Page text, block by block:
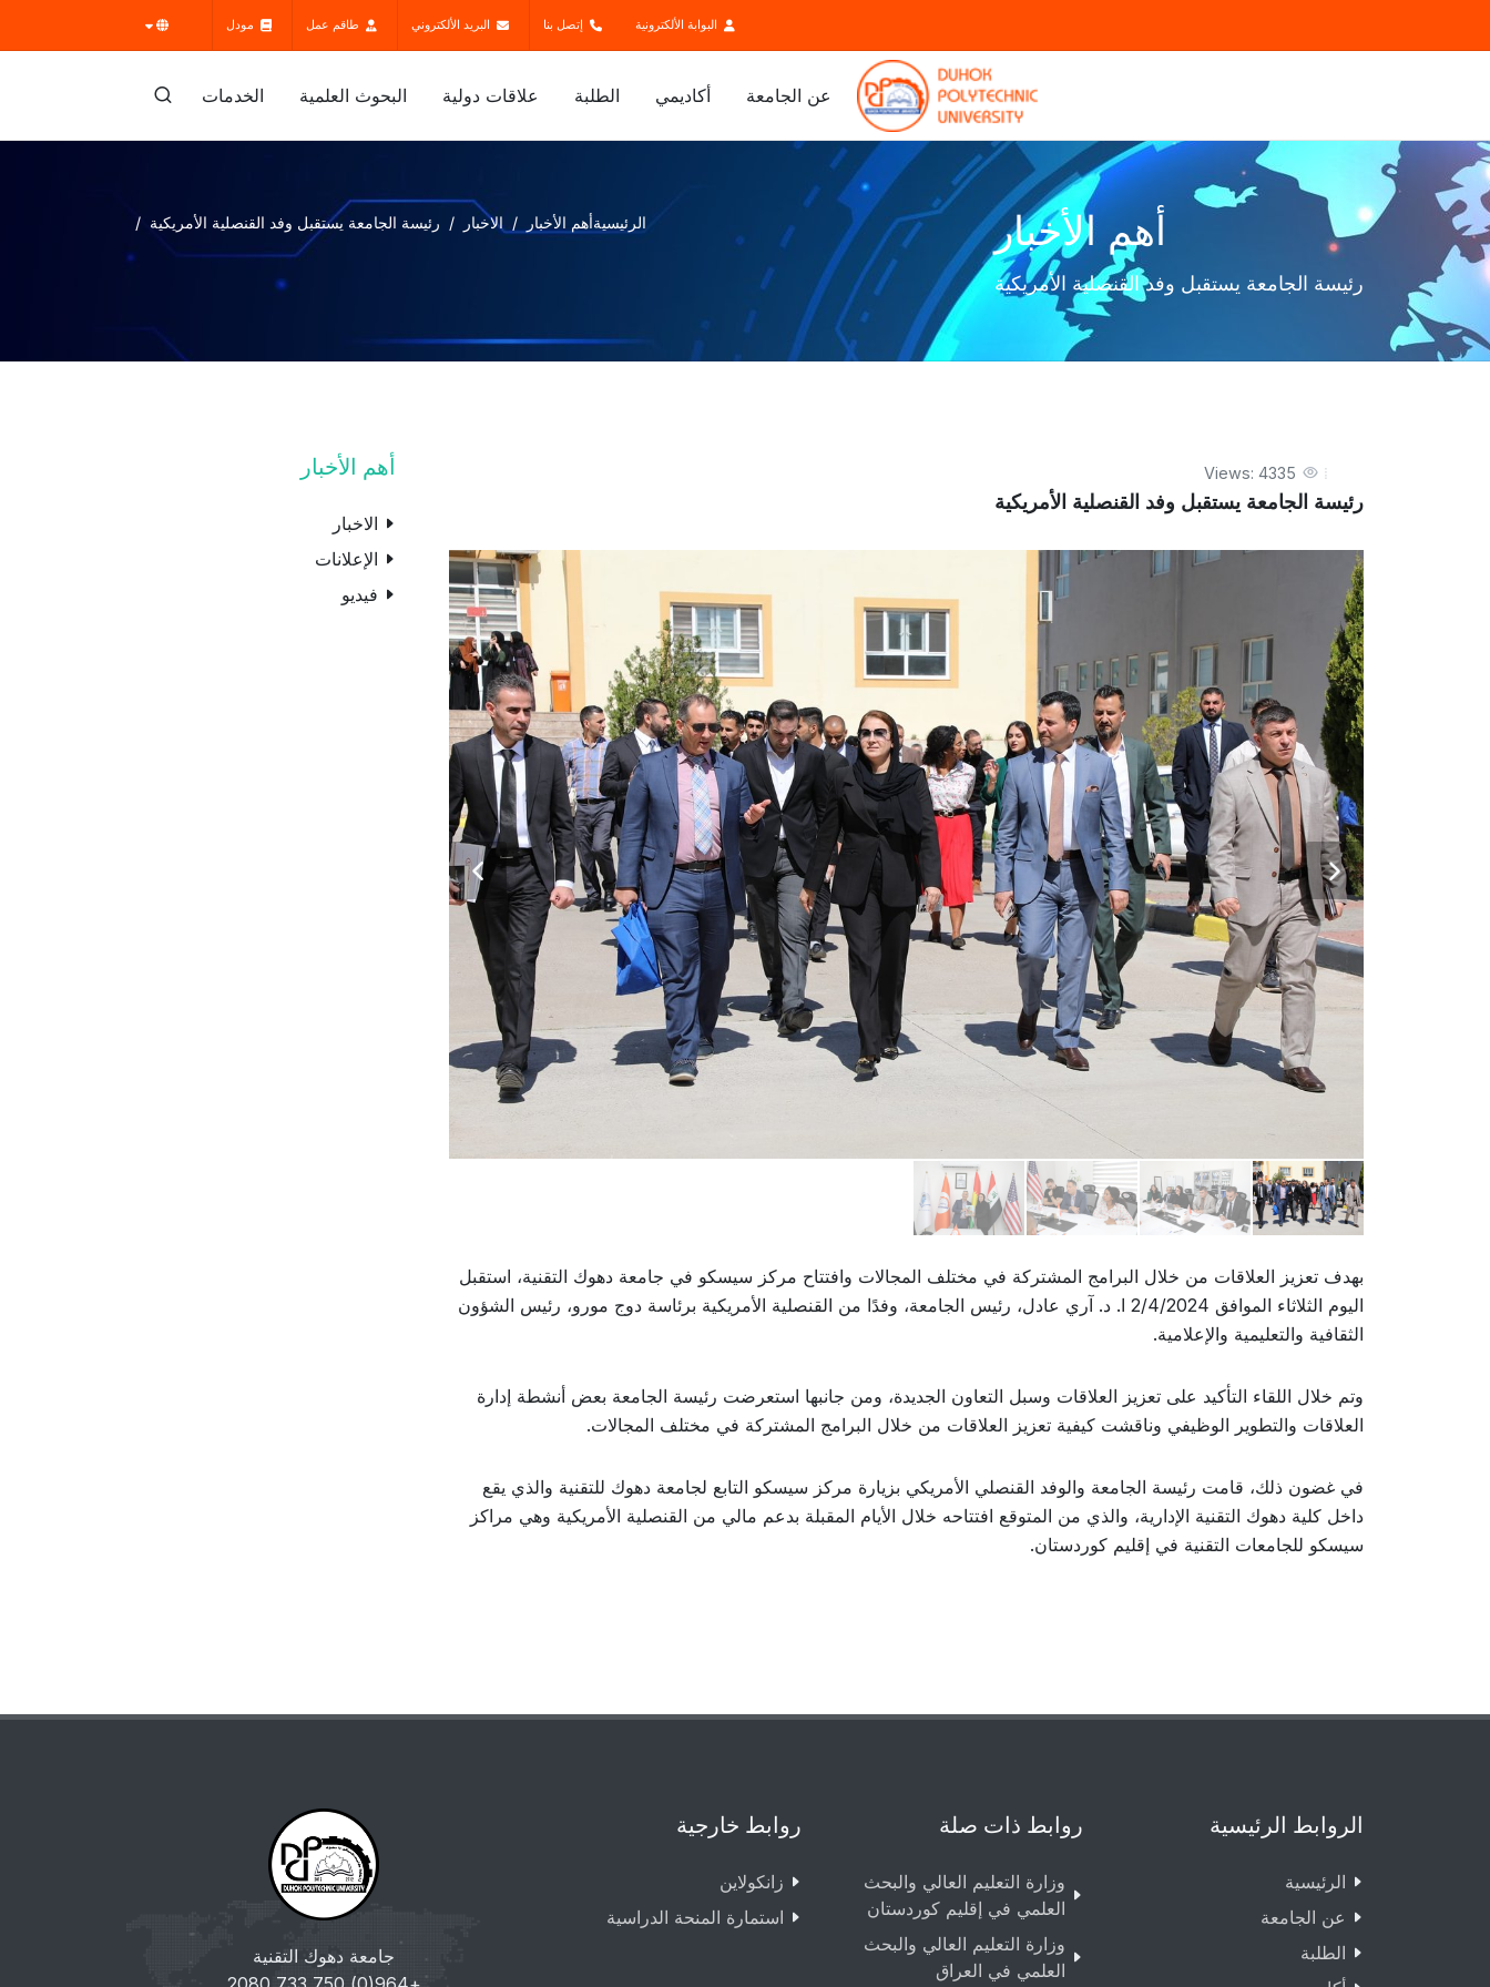
البوابة الألكترونية إتصل بنا البريد الألكتروني طاقم عمل مودل
عن الجامعة أكاديمي الطلبة علاقات دولية البحوث العلمية الخدمات
أهم الأخبار
رئيسة الجامعة يستقبل وفد القنصلية الأمريكية
الرئيسيةأهم الأخبار الاخبار رئيسة الجامعة يستقبل وفد القنصلية الأمريكية
Views: 4335
رئيسة الجامعة يستقبل وفد القنصلية الأمريكية
بهدف تعزيز العلاقات من خلال البرامج المشتركة في مختلف المجالات وافتتاح مركز سيسكو في جامعة دهوك التقنية، استقبل
اليوم الثلاثاء الموافق 2/4/2024 ا. د. آري عادل، رئيس الجامعة، وفدًا من القنصلية الأمريكية برئاسة دوج مورو، رئيس الشؤون
الثقافية والتعليمية والإعلامية.
وتم خلال اللقاء التأكيد على تعزيز العلاقات وسبل التعاون الجديدة، ومن جانبها استعرضت رئيسة الجامعة بعض أنشطة إدارة
العلاقات والتطوير الوظيفي وناقشت كيفية تعزيز العلاقات من خلال البرامج المشتركة في مختلف المجالات.
في غضون ذلك، قامت رئيسة الجامعة والوفد القنصلي الأمريكي بزيارة مركز سيسكو التابع لجامعة دهوك للتقنية والذي يقع
داخل كلية دهوك التقنية الإدارية، والذي من المتوقع افتتاحه خلال الأيام المقبلة بدعم مالي من القنصلية الأمريكية وهي مراكز
سيسكو للجامعات التقنية في إقليم كوردستان.
أهم الأخبار
الاخبار
الإعلانات
فيديو
الروابط الرئيسية
الرئيسية
عن الجامعة
الطلبة
روابط ذات صلة
وزارة التعليم العالي والبحث
العلمي في إقليم كوردستان
وزارة التعليم العالي والبحث
العلمي في العراق
روابط خارجية
زانکولاین
استمارة المنحة الدراسية
جامعة دهوك التقنية